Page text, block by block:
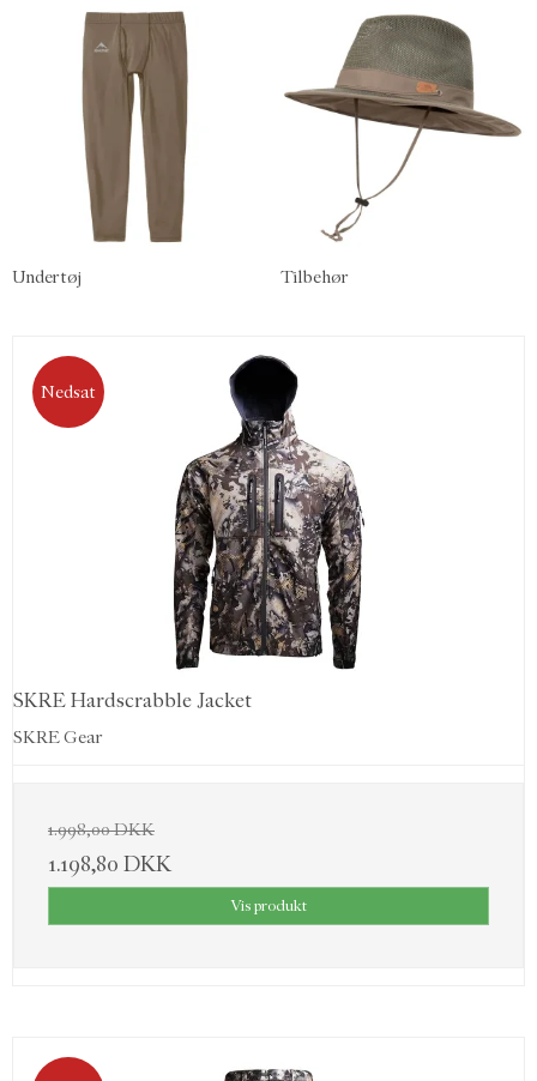
Undertøj Tilbehør
Nedsat
SKRE Hardscrabble Jacket
SKRE Gear
1.998,00 DKK
1.198,80 DKK
Vis produkt